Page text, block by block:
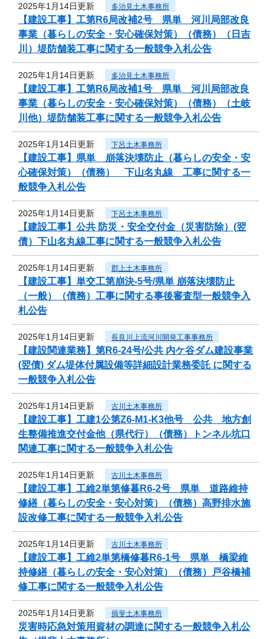
2025年1月14日更新 多治見土木事務所
【建設工事】工第R6局改補2号 県単 河川局部改良
事業（暮らしの安全・安心確保対策）（債務）（日吉
川）堤防舗装工事に関する一般競争入札公告
2025年1月14日更新 多治見土木事務所
【建設工事】工第R6局改補1号 県単 河川局部改良
事業（暮らしの安全・安心確保対策）（債務）（土岐
川他）堤防舗装工事に関する一般競争入札公告
2025年1月14日更新 下呂土木事務所
【建設工事】県単 崩落決壊防止（暮らしの安全・安
心確保対策）（債務） 下山名丸線 工事に関する一
般競争入札公告
2025年1月14日更新 下呂土木事務所
【建設工事】公共 防災・安全交付金（災害防除）(翌
債）下山名丸線工事に関する一般競争入札公告
2025年1月14日更新 郡上土木事務所
【建設工事】単交工第崩決-5号/県単 崩落決壊防止
（一般）（債務）工事に関する事後審査型一般競争入
札公告
2025年1月14日更新 長良川上流河川開発工事事務所
【建設関連業務】第R6-24号/公共 内ケ谷ダム建設事業
(翌債) ダム堤体付属設備等詳細設計業務委託 に関する
一般競争入札公告
2025年1月14日更新 古川土木事務所
【建設工事】工建1公第Z6-M1-K3他号 公共 地方創
生整備推進交付金他（県代行）（債務）トンネル坑口
関連工事に関する一般競争入札公告
2025年1月14日更新 古川土木事務所
【建設工事】工維2単第修暮R6-2号 県単 道路維持
修繕（暮らしの安全・安心対策）（債務）高野排水施
設改修工事に関する一般競争入札公告
2025年1月14日更新 古川土木事務所
【建設工事】工維2単第橋修暮R6-1号 県単 橋梁維
持修繕（暮らしの安全・安心対策）（債務）戸谷橋補
修工事に関する一般競争入札公告
2025年1月14日更新 揖斐土木事務所
災害時応急対策用資材の調達に関する一般競争入札公